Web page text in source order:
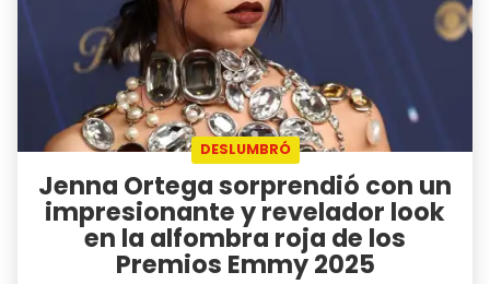
DESLUMBRÓ
Jenna Ortega sorprendió con un
impresionante y revelador look
en la alfombra roja de los
Premios Emmy 2025